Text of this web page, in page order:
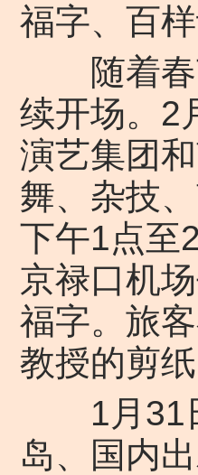
福字、百
随着春
续开场。2
演艺集团
舞、杂技
下午1点至
京禄口机
福字。旅
教授的剪
1月31日
岛、国内